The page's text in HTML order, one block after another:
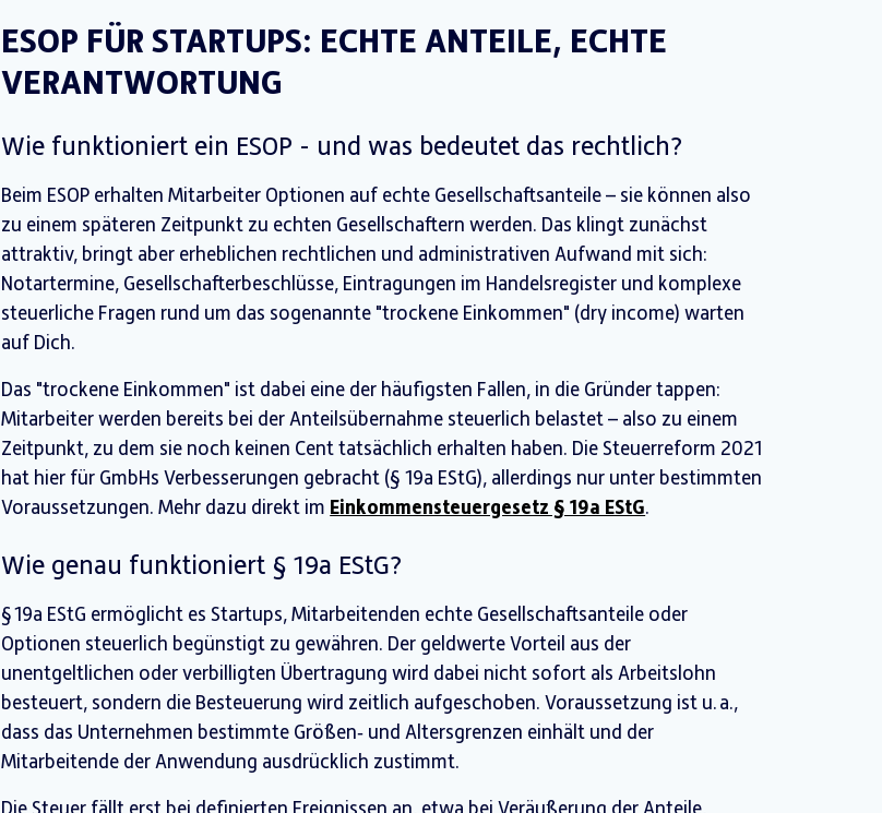
ESOP FÜR STARTUPS: ECHTE ANTEILE, ECHTE
VERANTWORTUNG
Wie funktioniert ein ESOP - und was bedeutet das rechtlich?
Beim ESOP erhalten Mitarbeiter Optionen auf echte Gesellschaftsanteile – sie können also
zu einem späteren Zeitpunkt zu echten Gesellschaftern werden. Das klingt zunächst
attraktiv, bringt aber erheblichen rechtlichen und administrativen Aufwand mit sich:
Notartermine, Gesellschafterbeschlüsse, Eintragungen im Handelsregister und komplexe
steuerliche Fragen rund um das sogenannte "trockene Einkommen" (dry income) warten
auf Dich.
Das "trockene Einkommen" ist dabei eine der häufigsten Fallen, in die Gründer tappen:
Mitarbeiter werden bereits bei der Anteilsübernahme steuerlich belastet – also zu einem
Zeitpunkt, zu dem sie noch keinen Cent tatsächlich erhalten haben. Die Steuerreform 2021
hat hier für GmbHs Verbesserungen gebracht (§ 19a EStG), allerdings nur unter bestimmten
Voraussetzungen. Mehr dazu direkt im Einkommensteuergesetz § 19a EStG.
Wie genau funktioniert § 19a EStG?
§ 19a EStG ermöglicht es Startups, Mitarbeitenden echte Gesellschaftsanteile oder
Optionen steuerlich begünstigt zu gewähren. Der geldwerte Vorteil aus der
unentgeltlichen oder verbilligten Übertragung wird dabei nicht sofort als Arbeitslohn
besteuert, sondern die Besteuerung wird zeitlich aufgeschoben. Voraussetzung ist u. a.,
dass das Unternehmen bestimmte Größen‑ und Altersgrenzen einhält und der
Mitarbeitende der Anwendung ausdrücklich zustimmt.